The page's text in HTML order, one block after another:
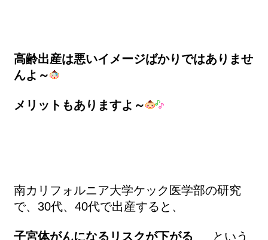
高齢出産は悪いイメージばかりではありませ
んよ～
メリットもありますよ～
南カリフォルニア大学ケック医学部の研究
で、30代、40代で出産すると、
子宮体がんになるリスクが下がる
という